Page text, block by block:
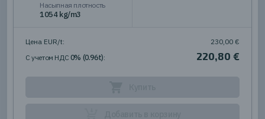
Насыпная плотность
1054 kg/m3
Цена EUR/t:
230,00 €
C учетом НДС 0% (0.96t): 220,80 €